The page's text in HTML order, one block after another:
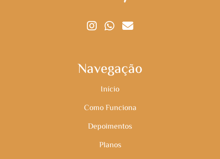
Navegação
Início
Como Funciona
Depoimentos
Planos